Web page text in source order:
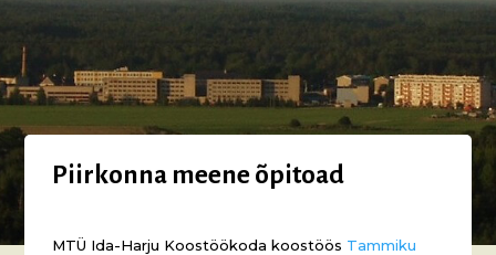
Piirkonna meene õpitoad
MTÜ Ida-Harju Koostöökoda koostöös Tammiku